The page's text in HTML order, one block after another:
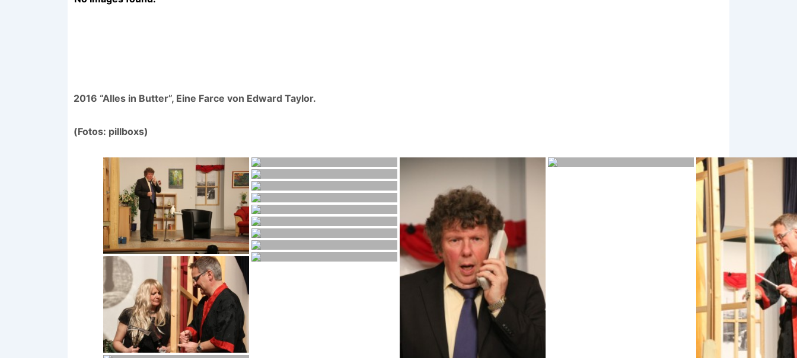
2016 “Alles in Butter”, Eine Farce von Edward Taylor.
(Fotos: pillboxs)